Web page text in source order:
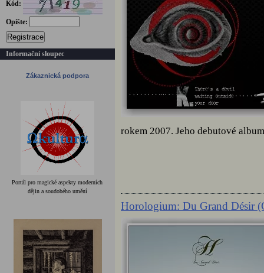
Kód:
Opište:
Registrace
Informační sloupec
Zákaznická podpora
Portál pro magické aspekty moderních
dějin a soudobého umění
rokem 2007. Jeho debutové
Horologium: Du Grand Désir